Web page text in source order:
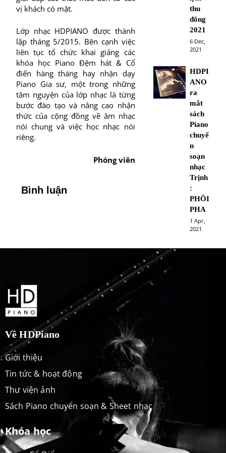
vị khách có mặt.
Lớp nhạc HDPIANO được thành
lập tháng 5/2015. Bên cạnh việc
liên tục tổ chức khai giảng các
khóa học Piano Đệm hát & Cổ
điển hàng tháng hay nhận dạy
Piano Gia sư, một trong những
tâm nguyện của lớp nhạc là từng
bước đào tạo và nâng cao nhận
thức của cộng đồng về âm nhạc
nói chung và việc học nhạc nói
riêng.
Phóng viên
Bình luận
thu
đông
2021
6 Dec,
2021
HDPI
ANO
ra
mắt
sách
Piano
chuyể
n
soạn
nhạc
Trịnh
:
PHÔI
PHA
1 Apr,
2021
Về HDPiano
Giới thiệu
Tin tức & hoạt động
Thư viện ảnh
Sách Piano chuyển soạn & Sheet nhạc
Khóa học